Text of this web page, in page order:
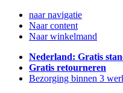
naar navigatie
Naar content
Naar winkelmand
Nederland: Gratis
Gratis retourneren
Bezorging binnen 3